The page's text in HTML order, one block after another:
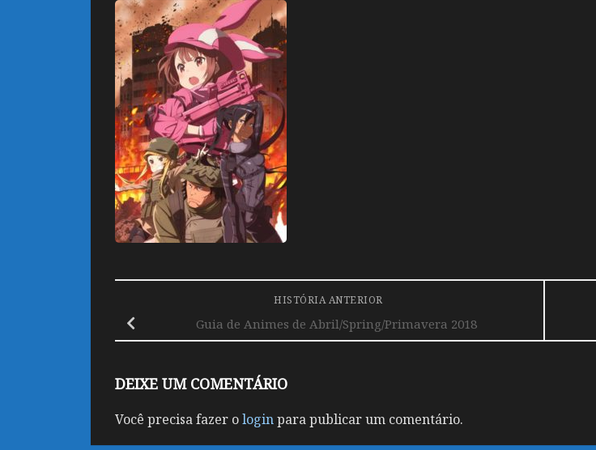
HISTÓRIA ANTERIOR
Guia de Animes de Abril/Spring/Primavera 2018
DEIXE UM COMENTÁRIO
Você precisa fazer ologinpara publicar um comentário.